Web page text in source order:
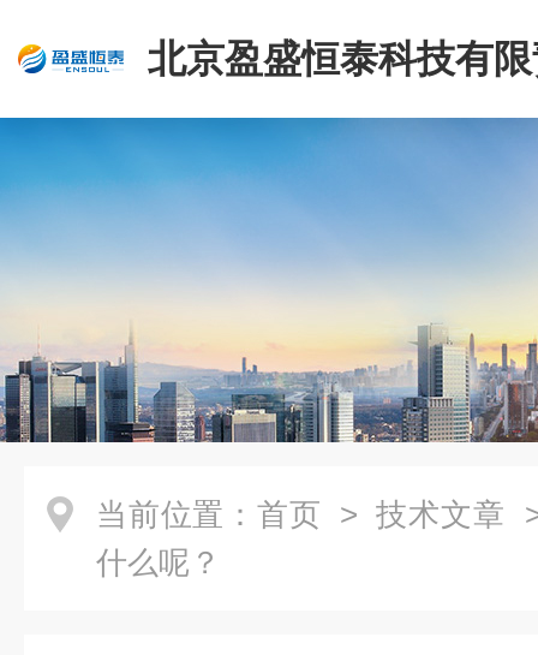
北京盈盛恒泰科技有
司
当前位置： 首页 > 技术文章
什么呢？